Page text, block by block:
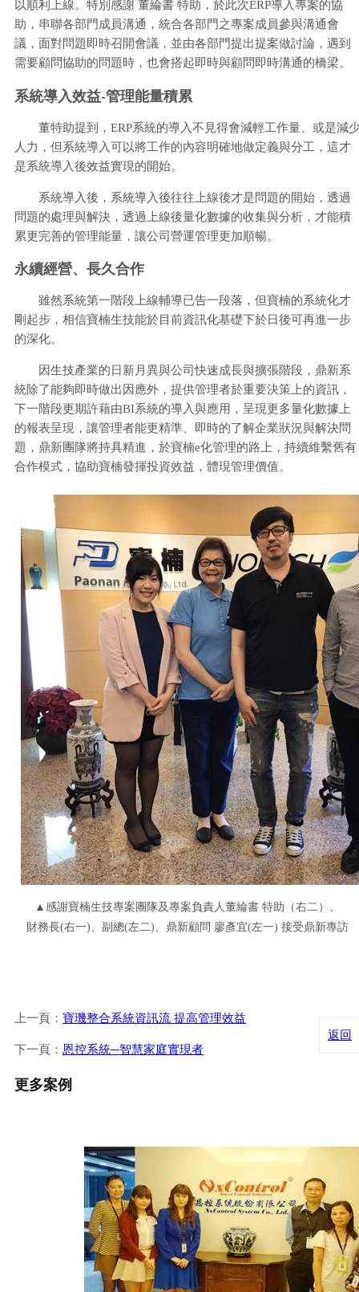
以順利上線。特別感謝 董綸書 特助，於此次ERP導入專案的協
助，串聯各部門成員溝通，統合各部門之專案成員參與溝通會
議，面對問題即時召開會議，並由各部門提出提案做討論，遇到
需要顧問協助的問題時，也會搭起即時與顧問即時溝通的橋梁。
系統導入效益-管理能量積累
董特助提到，ERP系統的導入不見得會減輕工作量、或是減
人力，但系統導入可以將工作的內容明確地做定義與分工，這才
是系統導入後效益實現的開始。
系統導入後，系統導入後往往上線後才是問題的開始，透過
問題的處理與解決，透過上線後量化數據的收集與分析，才能積
累更完善的管理能量，讓公司營運管理更加順暢。
永續經營、長久合作
雖然系統第一階段上線輔導已告一段落，但寶楠的系統化才
剛起步，相信寶楠生技能於目前資訊化基礎下於日後可再進一步
的深化。
因生技產業的日新月異與公司快速成長與擴張階段，鼎新系
統除了能夠即時做出因應外，提供管理者於重要決策上的資訊，
下一階段更期許藉由BI系統的導入與應用，呈現更多量化數據上
的報表呈現，讓管理者能更精準、即時的了解企業狀況與解決問
題，鼎新團隊將持具精進，於寶楠e化管理的路上，持續維繫舊有
合作模式，協助寶楠發揮投資效益，體現管理價值。
▲感謝寶楠生技專案團隊及專案負責人董綸書 特助（右二）、
財務長(右一)、副總(左二)、鼎新顧問 廖彥宜(左一) 接受鼎新專訪
上一頁： 寶璣整合系統資訊流 提高管理效益
下一頁： 恩控系統─智慧家庭實現者
返回
更多案例